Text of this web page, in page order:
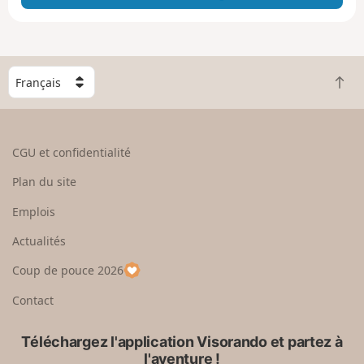
e
g
n
C
h
o
e
u
p
a
R
e
CGU et confidentialité
Plan du site
Emplois
Actualités
Coup de pouce 2026
Contact
Téléchargez l'application Visorando et partez à
l'aventure !